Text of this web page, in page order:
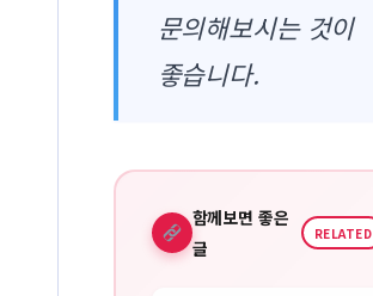
문의해보시는 것이
좋습니다.
함께보면 좋은
글
RELATED